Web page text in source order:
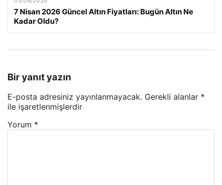
7 Nisan 2026 Güncel Altın Fiyatları: Bugün Altın Ne
Kadar Oldu?
Bir yanıt yazın
E-posta adresiniz yayınlanmayacak. Gerekli alanlar *
ile işaretlenmişlerdir
Yorum *